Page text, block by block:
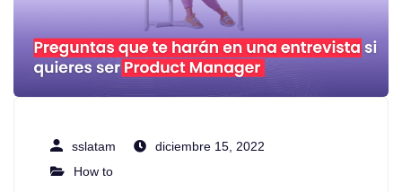
sslatam
diciembre 15, 2022
How to